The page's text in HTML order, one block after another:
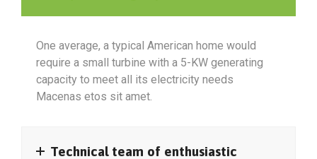
One average, a typical American home would
require a small turbine with a 5-KW generating
capacity to meet all its electricity needs
Macenas etos sit amet.
Technical team of enthusiastic